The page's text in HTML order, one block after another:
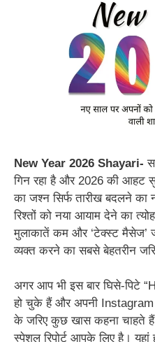
New Year 2026 Shayari-
गिन रहा है और 2026 की आहट
का जश्न सिर्फ तारीख बदलने का
रिश्तों को नया आयाम देने का
मुलाकातें कम और ‘टेक्स्ट मैसेज’
व्यक्त करने का सबसे बेहतरीन
अगर आप भी इस बार घिसे-पिटे
हो चुके हैं और अपनी
के जरिए कुछ खास कहना चाहते
स्पेशल रिपोर्ट आपके लिए है।